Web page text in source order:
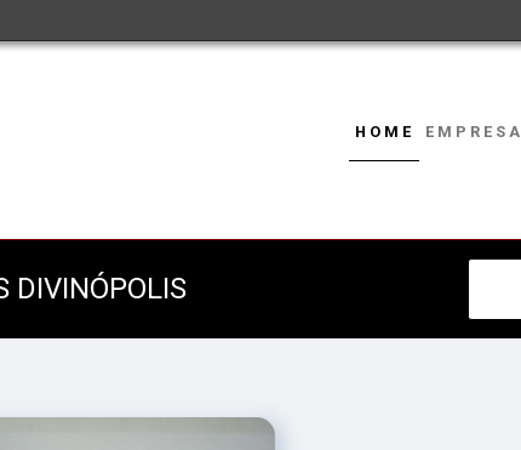
HOME EMPRESA
DIVINÓPOLIS